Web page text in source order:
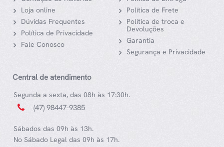
Loja online
Dúvidas Frequentes
Política de Privacidade
Fale Conosco
Política de Frete
Política de troca e
Devoluções
Garantia
Segurança e Privacidade
Central de atendimento
Segunda a sexta, das 08h às 17:30h.
(47) 98447-9385
Sábados das 09h às 13h.
No Sábado Legal das 09h às 17h.